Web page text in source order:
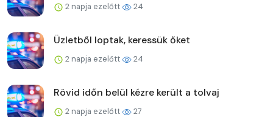
2 napja ezelőtt 24
Üzletből loptak, keressük őket
2 napja ezelőtt 24
Rövid időn belül kézre került a tolvaj
2 napja ezelőtt 27